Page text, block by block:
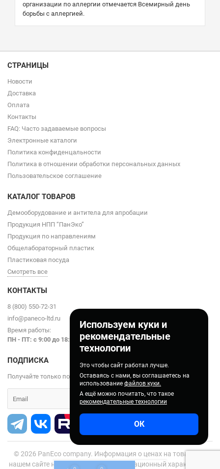
Используем куки и
рекомендательные
технологии
Это чтобы сайт работал лучше.
Оставаясь с нами, вы соглашаетесь на
использование файлов куки.
А ещё можно почитать, что такое
рекомендательные технологии
ОК
организации по аллергии отмечается Всемирный день
борьбы с аллергией.
СТРАНИЦЫ
Новости
Доставка
Оплата
Контакты
FAQ: Часто задаваемые вопросы
Электронные каталоги
Политика конфиденцальности
Политика в отношении обработки персональных данных
Пользовательское соглашение
КАТАЛОГ ТОВАРОВ
Демооборудование и антитела для апробации
Продукция НПП “ПанЭко”
Продукция по направлениям
Общелабораторный пластик
Пластиковая посуда
Смотреть все
КОНТАКТЫ
8 (800) 550-72-31
info@paneco-ltd.ru
Время работы:
ПН - ПТ: с 9:00 до 18:00
ПОДПИСКА
Получайте только полезные статьи!
© 2026 PanEco company. Информация о ценах на товары на
нашем сайте носит справочно-информационный характер и не